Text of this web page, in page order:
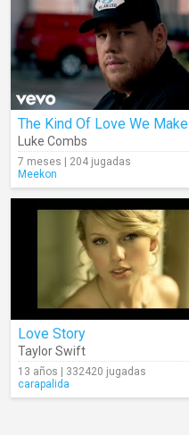
The Kind Of Love We Make
Luke Combs
7 meses | 204 jugadas
Meekon
Love Story
Taylor Swift
13 años | 332420 jugadas
carapalida